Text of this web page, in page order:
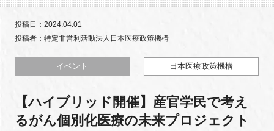
特別会員専用メニュー
施設ご予約
投稿日：2024.04.01
投稿者：特定非営利活動法人日本医療政策機構
イベント 日本医療政策機構
【ハイブリッド開催】産官学民で考え
るがん個別化医療の未来プロジェクト